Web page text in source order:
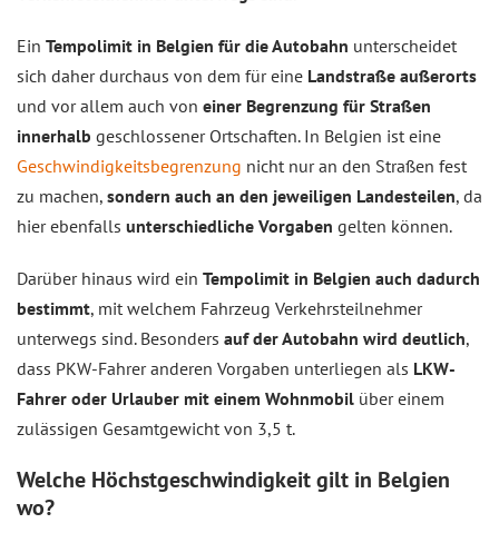
Ein Tempolimit in Belgien für die Autobahn unterscheidet
sich daher durchaus von dem für eine Landstraße außerorts
und vor allem auch von einer Begrenzung für Straßen
innerhalb geschlossener Ortschaften. In Belgien ist eine
Geschwindigkeitsbegrenzung nicht nur an den Straßen fest
zu machen, sondern auch an den jeweiligen Landesteilen, da
hier ebenfalls unterschiedliche Vorgaben gelten können.
Darüber hinaus wird ein Tempolimit in Belgien auch dadurch
bestimmt, mit welchem Fahrzeug Verkehrsteilnehmer
unterwegs sind. Besonders auf der Autobahn wird deutlich,
dass PKW-Fahrer anderen Vorgaben unterliegen als LKW-
Fahrer oder Urlauber mit einem Wohnmobil über einem
zulässigen Gesamtgewicht von 3,5 t.
Welche Höchstgeschwindigkeit gilt in Belgien
wo?